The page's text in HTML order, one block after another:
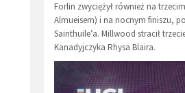
Forlin zwyciężył również na
Almueisem) i na nocnym finiszu,
Sainthuile’a. Millwood stracił
Kanadyjczyka Rhysa Blaira.